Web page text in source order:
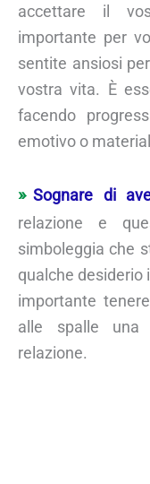
accettare il
importante per
sentite ansiosi
vostra vita. È
facendo
emotivo o
Sognare di
relazione e
simboleggia che
qualche desiderio
importante
alle spalle
relazione.